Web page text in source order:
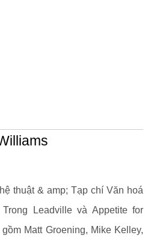
thuật & amp; Tạp chí Văn hoá
Leadville và Appetite for
Matt Groening, Mike Kelley,